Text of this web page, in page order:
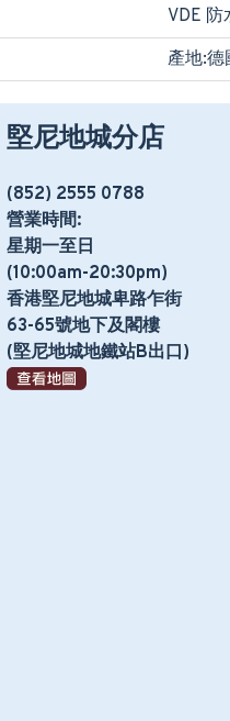
VDE
產地:德
堅尼地城分店
(852) 2555 0788
營業時間:
星期一至日
(10:00am-20:30pm)
香港堅尼地城卑路乍街
63-65號地下及閣樓
(堅尼地城地鐵站B出口)